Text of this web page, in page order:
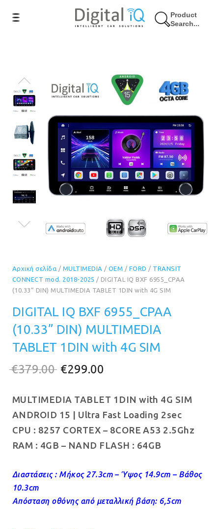
Product
Search...
21% Έκπτωση
Αρχική σελίδα / MULTIMEDIA / OEM / FORD / TRANSIT
CONNECT mod. 2018-2025 / DIGITAL IQ BXF 6955_CPAA
(10.33” DIN) MULTIMEDIA TABLET 1DIN with 4G SIM
DIGITAL IQ BXF 6955_CPAA
(10.33” DIN) MULTIMEDIA
TABLET 1DIN with 4G SIM
€379.00 Original
was:
€379.00.
€299.00
τιμή
είναι:
€299.00.
MULTIMEDIA TABLET 1DIN with 4G SIM
ANDROID 15 | Ultra Fast Loading 2sec
CPU : 8257 CORTEX – 8CORE A53 2.5Ghz
RAM : 4GB – NAND FLASH : 64GB
Διαστάσεις : Μήκος 27.3cm – Ύψος 14.9cm – Βάθος
10.3cm
Απόσταση οθόνης από μεταλλική βάση: 6,5cm